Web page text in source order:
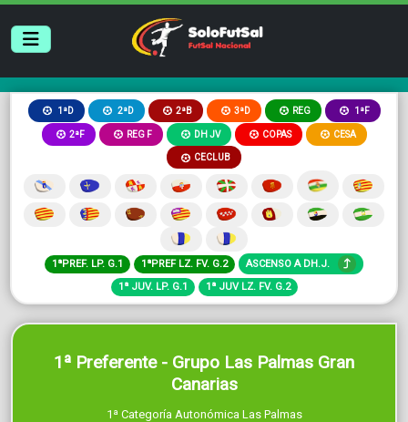
1ªD 2ªD 2ªB 3ªD REG 1ªF
2ªF REG F DH JV COPAS CESA
CECLUB
1ªPREF. LP. G.1 1ªPREF LZ. FV. G.2
ASCENSO A DH.J.
1ª JUV. LP. G.1
1ª JUV LZ. FV. G.2
1ª Preferente - Grupo Las Palmas Gran
Canarias
1ª Categoría Autonómica Las Palmas